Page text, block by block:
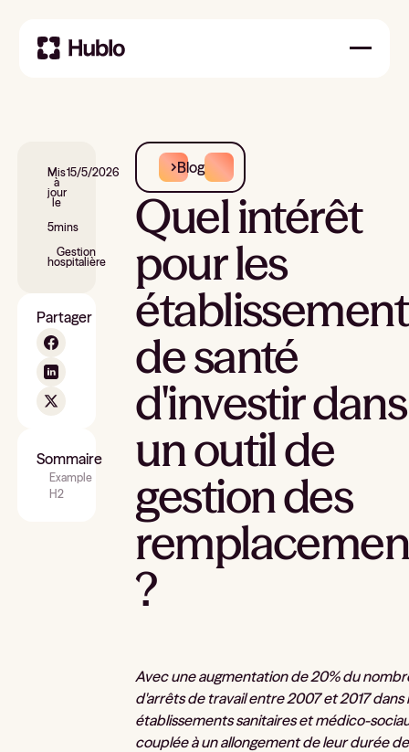
Mis
à
jour
le
15/5/2026
5mins
Gestion
hospitalière
Partager
Sommaire
Example
H2
Blog
Quel intérêt
pour les
de santé
d'investir dans
un outil de
gestion des
?
Avec une augmentation de 20% du
d'arrêts de travail entre 2007 et 2017 dans
établissements sanitaires et médico-
couplée à un allongement de leur durée de